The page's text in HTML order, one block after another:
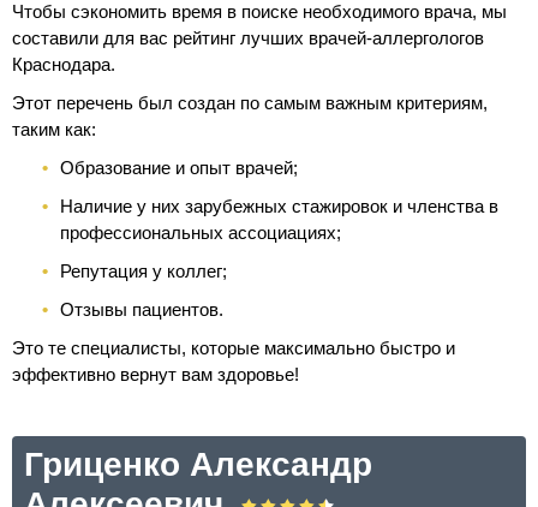
Чтобы сэкономить время в поиске необходимого врача, мы
составили для вас рейтинг лучших врачей-аллергологов
Краснодара.
Этот перечень был создан по самым важным критериям,
таким как:
Образование и опыт врачей;
Наличие у них зарубежных стажировок и членства в
профессиональных ассоциациях;
Репутация у коллег;
Отзывы пациентов.
Это те специалисты, которые максимально быстро и
эффективно вернут вам здоровье!
Гриценко Александр